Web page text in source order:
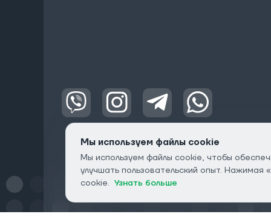
Мы используем файлы cookie
Мы используем файлы cookie, чтобы
улучшать пользовательский опыт. Нажимая
cookie. Узнать больше